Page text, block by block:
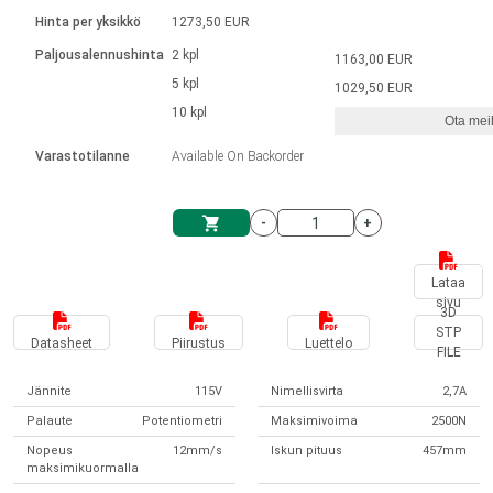
Yksikköjärjestelmä
Solenoidit
integroitu ohjain
Ø 28-42| 1-1400 rpm | <= 290 Ncm
Harjattomat tasavirtamoottorien
Harjatut DC-moottorin ajurit
DPWM-sarja
Askelmoottorien ajurit
Synchronous-Asynchronous | 1-4 toimilaitteelle
Synchronous-Asynchronous | 1-4 toimilaitteelle
Français (EUR)
Norsk (NOK)
Suomi (EUR)
Svenska (SEK)
Hinta per yksikkö
Paljousalennushinta
Varastotilanne
1273,50 EUR
2 kpl
5 kpl
10 kpl
Available On Backorder
1163,00 EUR
1029,50 EUR
Ota
- +
Lataa
sivu
Datasheet Piirustus Luettelo
3D
STP
FILE
Jännite 115V Nimellisvirta 2,7A
Palaute Potentiometri Maksimivoima 2500N
Nopeus
maksimikuormalla
12mm/s Iskun pituus 457mm